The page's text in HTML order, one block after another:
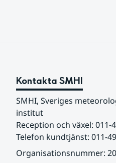
Kontakta SMHI
SMHI, Sveriges
institut
Reception och växel: 011-
Telefon kundtjänst: 011-
Organisationsnummer: